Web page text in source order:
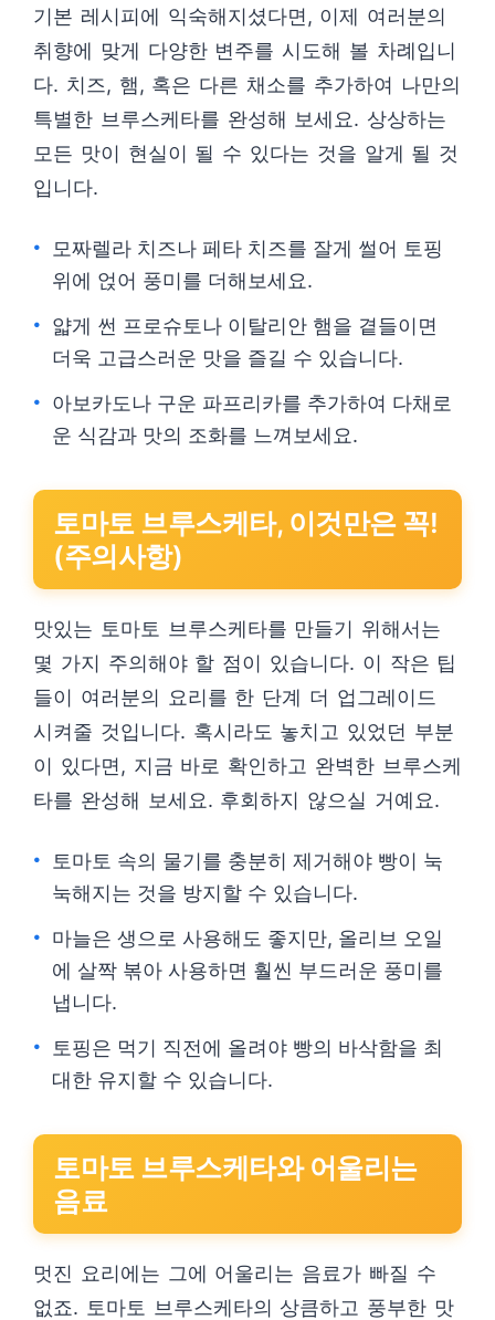
기본 레시피에 익숙해지셨다면, 이제 여러분의
취향에 맞게 다양한 변주를 시도해 볼 차례입니
다. 치즈, 햄, 혹은 다른 채소를 추가하여 나만의
특별한 브루스케타를 완성해 보세요. 상상하는
모든 맛이 현실이 될 수 있다는 것을 알게 될 것
입니다.
모짜렐라 치즈나 페타 치즈를 잘게 썰어 토핑
위에 얹어 풍미를 더해보세요.
얇게 썬 프로슈토나 이탈리안 햄을 곁들이면
더욱 고급스러운 맛을 즐길 수 있습니다.
아보카도나 구운 파프리카를 추가하여 다채로
운 식감과 맛의 조화를 느껴보세요.
토마토 브루스케타, 이것만은 꼭!
(주의사항)
맛있는 토마토 브루스케타를 만들기 위해서는
몇 가지 주의해야 할 점이 있습니다. 이 작은 팁
들이 여러분의 요리를 한 단계 더 업그레이드
시켜줄 것입니다. 혹시라도 놓치고 있었던 부분
이 있다면, 지금 바로 확인하고 완벽한 브루스케
타를 완성해 보세요. 후회하지 않으실 거예요.
토마토 속의 물기를 충분히 제거해야 빵이 눅
눅해지는 것을 방지할 수 있습니다.
마늘은 생으로 사용해도 좋지만, 올리브 오일
에 살짝 볶아 사용하면 훨씬 부드러운 풍미를
냅니다.
토핑은 먹기 직전에 올려야 빵의 바삭함을 최
대한 유지할 수 있습니다.
토마토 브루스케타와 어울리는
음료
멋진 요리에는 그에 어울리는 음료가 빠질 수
없죠. 토마토 브루스케타의 상큼하고 풍부한 맛